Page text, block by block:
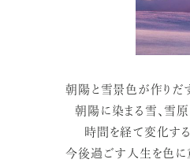
朝陽と雪景色が作りだ
朝陽に染まる雪、雪
時間を経て変化する
今後過ごす人生を色に